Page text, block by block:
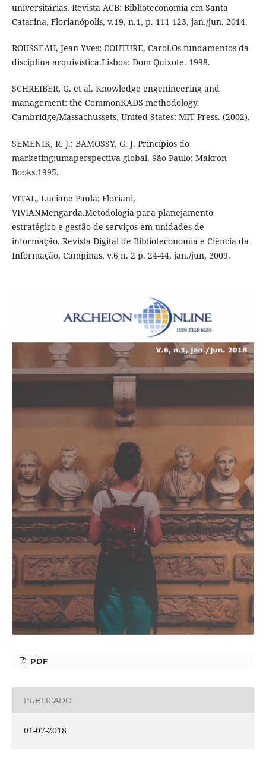
universitárias. Revista ACB: Biblioteconomia em Santa
Catarina, Florianópolis, v.19, n.1, p. 111-123, jan./jun. 2014.
ROUSSEAU, Jean-Yves; COUTURE, Carol.Os fundamentos da
disciplina arquivística.Lisboa: Dom Quixote. 1998.
SCHREIBER, G. et al. Knowledge engenineering and
management: the CommonKADS methodology.
Cambridge/Massachussets, United States: MIT Press. (2002).
SEMENIK, R. J.; BAMOSSY, G. J. Princípios do
marketing:umaperspectiva global. São Paulo: Makron
Books.1995.
VITAL, Luciane Paula; Floriani,
VIVIANMengarda.Metodologia para planejamento
estratégico e gestão de serviços em unidades de
informação. Revista Digital de Biblioteconomia e Ciência da
Informação, Campinas, v.6 n. 2 p. 24-44, jan./jun, 2009.
PDF
PUBLICADO
01-07-2018